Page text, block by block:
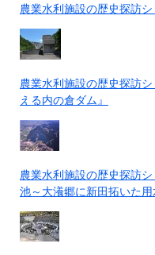
農業水利施設の歴史探訪
農業水利施設の歴史探訪
える内の倉ダム』
農業水利施設の歴史探訪
池～大瀁郷に新田拓いた用